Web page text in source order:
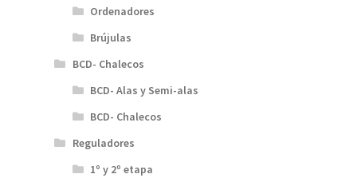
Ordenadores
Brújulas
BCD- Chalecos
BCD- Alas y Semi-alas
BCD- Chalecos
Reguladores
1º y 2º etapa